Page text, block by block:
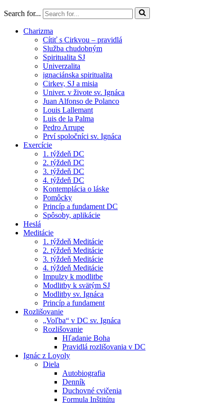
Search for...
Charizma
Cítiť s Cirkvou – pravidlá
Služba chudobným
Spiritualita SJ
Univerzalita
ignaciánska spiritualita
Cirkev, SJ a misia
Univer. v živote sv. Ignáca
Juan Alfonso de Polanco
Louis Lallemant
Luis de la Palma
Pedro Arrupe
Prví spoločníci sv. Ignáca
Exercície
1. týždeň DC
2. týždeň DC
3. týždeň DC
4. týždeň DC
Kontemplácia o láske
Pomôcky
Princíp a fundament DC
Spôsoby, aplikácie
Heslá
Meditácie
1. týždeň Meditácie
2. týždeň Meditácie
3. týždeň Meditácie
4. týždeň Meditácie
Impulzy k modlitbe
Modlitby k svätým SJ
Modlitby sv. Ignáca
Princíp a fundament
Rozlišovanie
„Voľba“ v DC sv. Ignáca
Rozlišovanie
Hľadanie Boha
Pravidlá rozlišovania v DC
Ignác z Loyoly
Diela
Autobiografia
Denník
Duchovné cvičenia
Formula Inštitútu